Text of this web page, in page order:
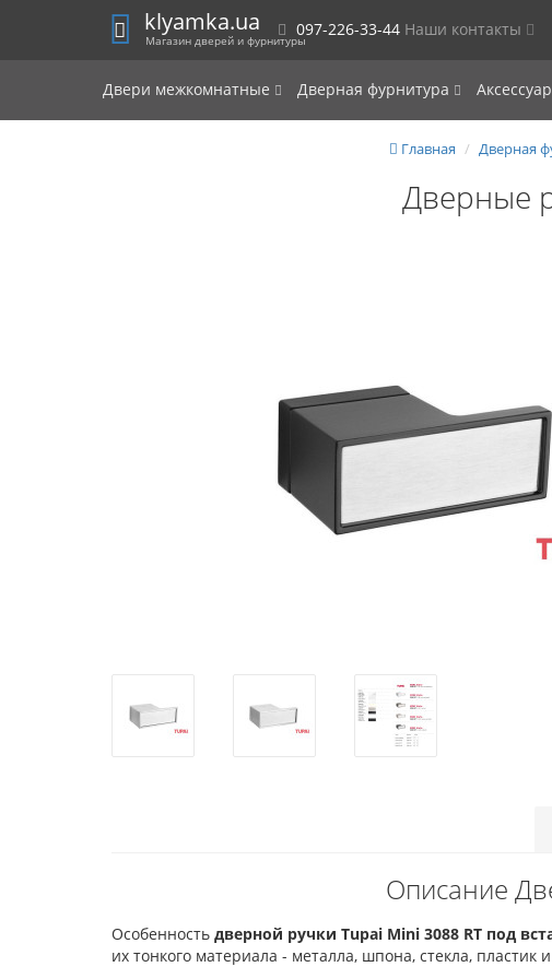
klyamka.ua
Магазин дверей и фурнитуры
097-226-33-44 Наши контакты
Двери межкомнатные Дверная фурнитура
Главная Дверная
Дверные
Описание
Особенность дверной ручки Tupai Mini 3088 RT под
их тонкого материала - металла, шпона, стекла, пластик